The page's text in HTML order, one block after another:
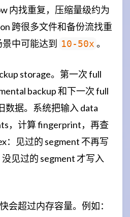
内找重复，压缩量级约为
跨很多文件和备份流找重
中可能达到
10-50x 。
storage。第一次 full
backup 和下一次 full
数据。系统把输入 data
，计算 fingerprint，再查
：见过的 segment 不再写
见过的 segment 才写入
会超过内存容量。例如：